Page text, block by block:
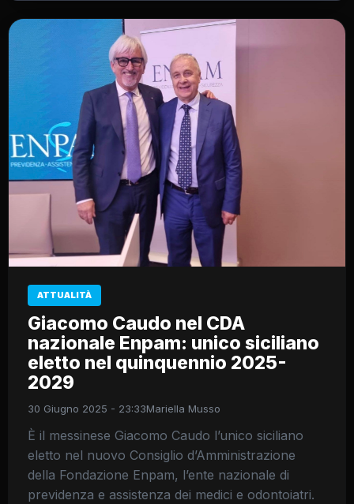
ATTUALITÀ
Giacomo Caudo nel CDA
nazionale Enpam: unico siciliano
eletto nel quinquennio 2025-
2029
30 Giugno 2025 - 23:33Mariella Musso
È il messinese Giacomo Caudo l’unico siciliano
eletto nel nuovo Consiglio d’Amministrazione
della Fondazione Enpam, l’ente nazionale di
previdenza e assistenza dei medici e odontoiatri.